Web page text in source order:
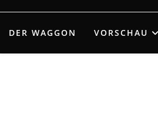
springen
DER WAGGON VORSCHAU